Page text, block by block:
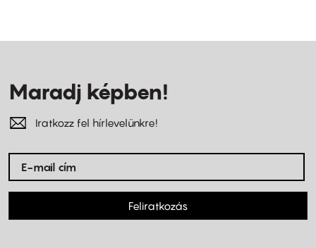
Maradj képben!
Iratkozz fel hírlevelünkre!
Feliratkozás